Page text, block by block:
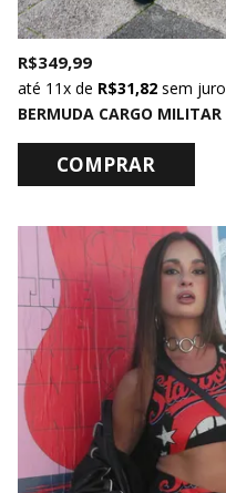
R$ 349,99
11xde R$ 31,82 sem
COMPRAR